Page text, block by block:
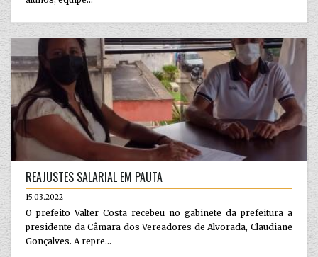
REAJUSTES SALARIAL EM PAUTA
15.03.2022
O prefeito Valter Costa recebeu no gabinete da prefeitura a
presidente da Câmara dos Vereadores de Alvorada, Claudiane
Gonçalves. A repre...